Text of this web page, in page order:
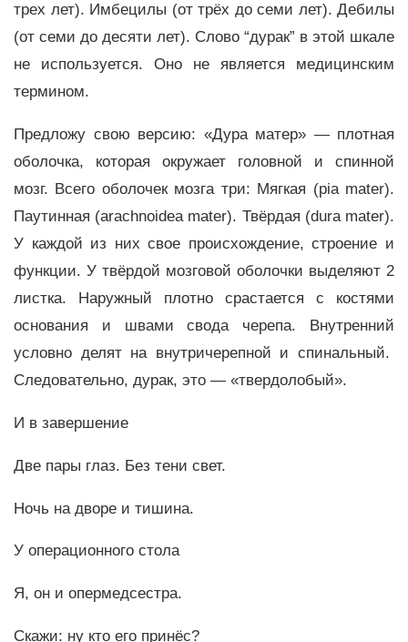
трех лет). Имбецилы (от трёх до семи лет). Дебилы
(от семи до десяти лет). Слово “дурак” в этой шкале
не используется. Оно не является медицинским
термином.
Предложу свою версию: «Дура матер» — плотная
оболочка, которая окружает головной и спинной
мозг. Всего оболочек мозга три: Мягкая (pia mater).
Паутинная (arachnoidea mater). Твёрдая (dura mater).
У каждой из них свое происхождение, строение и
функции. У твёрдой мозговой оболочки выделяют 2
листка. Наружный плотно срастается с костями
основания и швами свода черепа. Внутренний
условно делят на внутричерепной и спинальный.
Следовательно, дурак, это — «твердолобый».
И в завершение
Две пары глаз. Без тени свет.
Ночь на дворе и тишина.
У операционного стола
Я, он и опермедсестра.
Скажи: ну кто его принёс?